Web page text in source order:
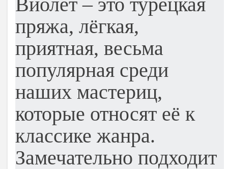
пряжа, лёгкая,
приятная, весьма
популярная среди
наших мастериц,
которые относят её к
классике жанра.
Замечательно подходит